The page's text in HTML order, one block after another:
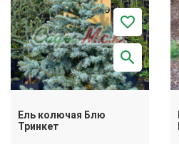
Ель колючая Блю
Тринкет